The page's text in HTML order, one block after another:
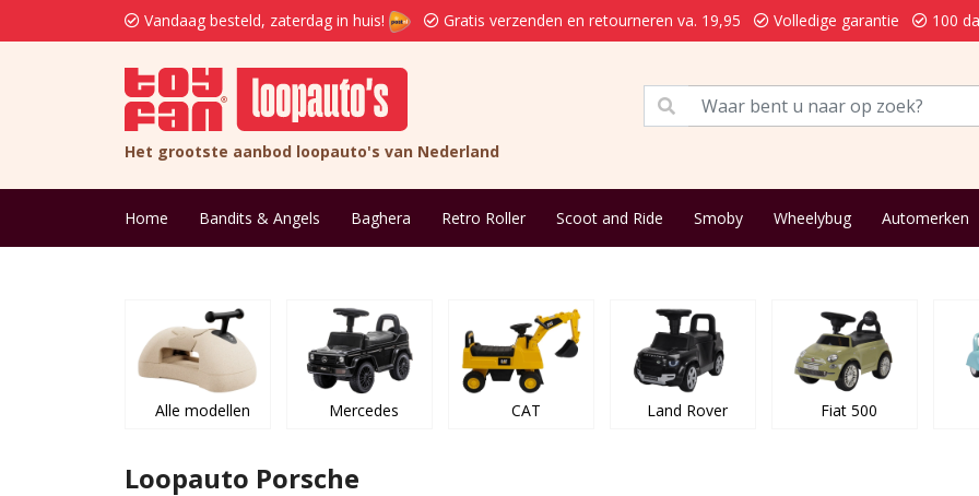
Vandaag besteld, zaterdag in huis! Gratis verzenden en retourneren va. 19,95 Volledige garantie 100
Het grootste aanbod loopauto's van Nederland
Home Bandits & Angels Baghera Retro Roller Scoot and Ride Smoby Wheelybug Automerken
Alle modellen Mercedes CAT Land Rover Fiat 500
Loopauto Porsche